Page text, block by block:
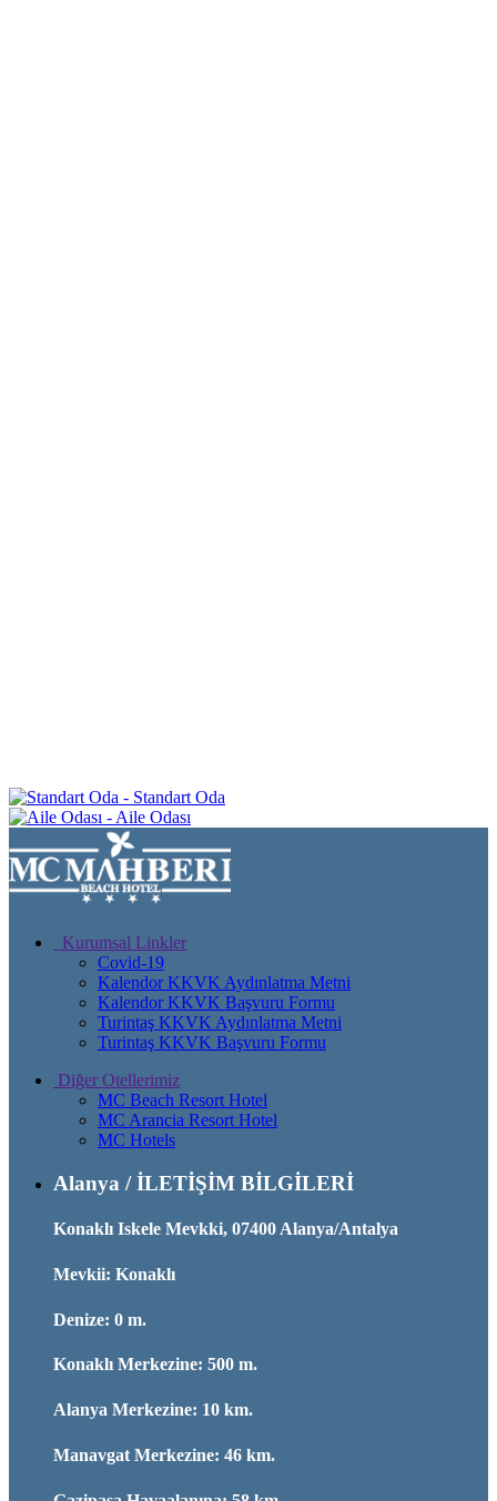
Standart Oda
Aile Odası
Kurumsal Linkler
Covid-19
Kalendor KKVK Aydınlatma Metni
Kalendor KKVK Başvuru Formu
Turintaş KKVK Aydınlatma Metni
Turintaş KKVK Başvuru Formu
Diğer Otellerimiz
MC Beach Resort Hotel
MC Arancia Resort Hotel
MC Hotels
Alanya / İLETİŞİM BİLGİLERİ
Konaklı Iskele Mevkki, 07400 Alanya/Antalya
Mevkii: Konaklı
Denize: 0 m.
Konaklı Merkezine: 500 m.
Alanya Merkezine: 10 km.
Manavgat Merkezine: 46 km.